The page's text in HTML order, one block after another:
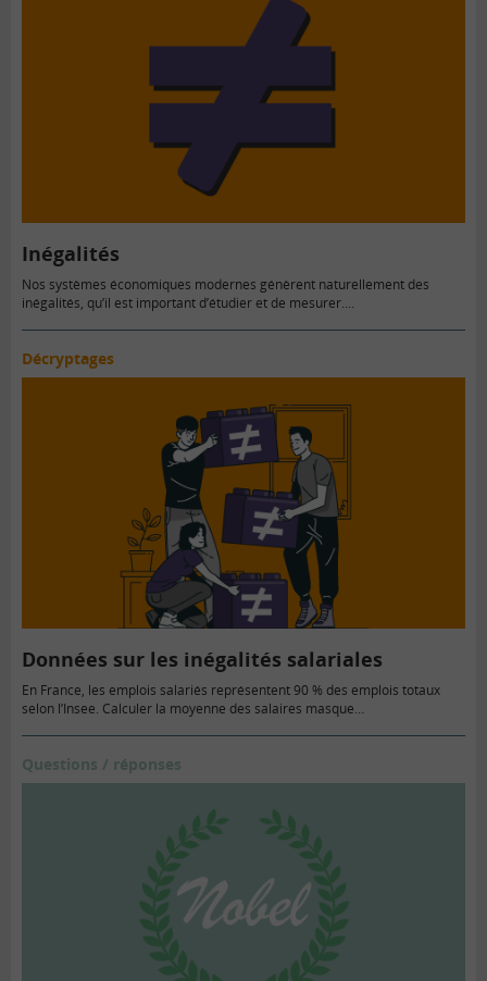
Inégalités
Nos systèmes économiques modernes génèrent naturellement des
inégalités, qu’il est important d’étudier et de mesurer....
Décryptages
Données sur les inégalités salariales
En France, les emplois salariés représentent 90 % des emplois totaux
selon l’Insee. Calculer la moyenne des salaires masque…
Questions / réponses